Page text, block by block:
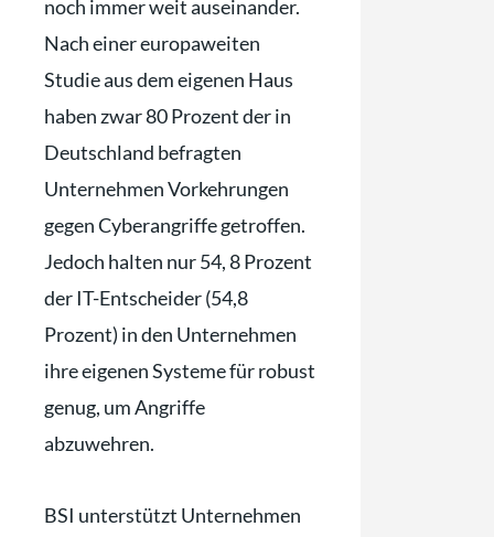
noch immer weit auseinander.
Nach einer europaweiten
Studie aus dem eigenen Haus
haben zwar 80 Prozent der in
Deutschland befragten
Unternehmen Vorkehrungen
gegen Cyberangriffe getroffen.
Jedoch halten nur 54, 8 Prozent
der IT-Entscheider (54,8
Prozent) in den Unternehmen
ihre eigenen Systeme für robust
genug, um Angriffe
abzuwehren.
BSI unterstützt Unternehmen